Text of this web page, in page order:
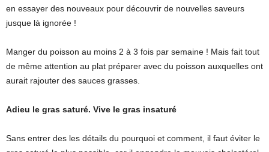
en essayer des nouveaux pour découvrir de nouvelles saveurs
jusque là ignorée !
Manger du poisson au moins 2 à 3 fois par semaine ! Mais fait tout
de même attention au plat préparer avec du poisson auxquelles ont
aurait rajouter des sauces grasses.
Adieu le gras saturé. Vive le gras insaturé
Sans entrer des les détails du pourquoi et comment, il faut éviter le